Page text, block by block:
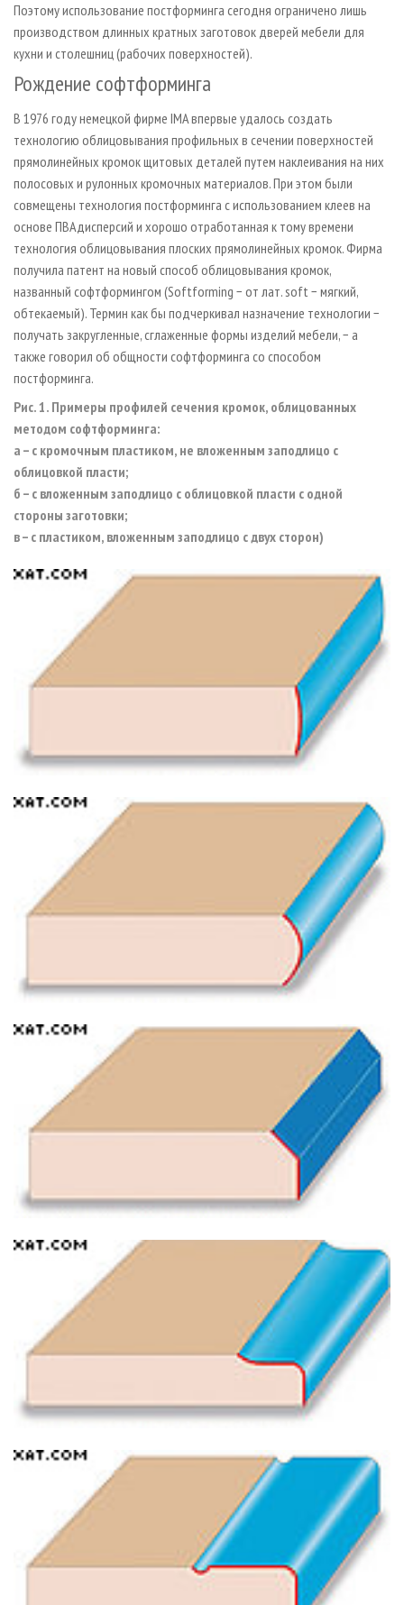
Поэтому использование постформинга сегодня ограничено лишь
производством длинных кратных заготовок дверей мебели для
кухни и столешниц (рабочих поверхностей).
Рождение софтформинга
В 1976 году немецкой фирме IMA впервые удалось создать
технологию облицовывания профильных в сечении поверхностей
прямолинейных кромок щитовых деталей путем наклеивания на них
полосовых и рулонных кромочных материалов. При этом были
совмещены технология постформинга с использованием клеев на
основе ПВА­дисперсий и хорошо отработанная к тому времени
технология облицовывания плоских прямолинейных кромок. Фирма
получила патент на новый способ облицовывания кромок,
названный софтформингом (Softforming − от лат. soft − мягкий,
обтекаемый). Термин как бы подчеркивал назначение технологии −
получать закругленные, сглаженные формы изделий мебели, − а
также говорил об общности софтформинга со способом
постформинга.
Рис. 1. Примеры профилей сечения кромок, облицованных
методом софтформинга:
а – с кромочным пластиком, не вложенным заподлицо с
облицовкой пласти;
б – с вложенным заподлицо с облицовкой пласти с одной
стороны заготовки;
в – с пластиком, вложенным заподлицо с двух сторон)